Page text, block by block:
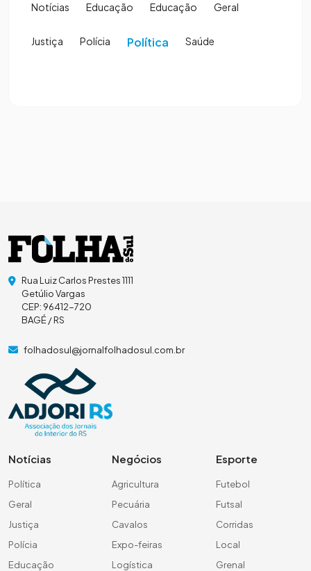
Notícias Educação Educação Geral
Justiça Polícia Política Saúde
Rua Luiz Carlos Prestes 1111
Getúlio Vargas
CEP: 96412-720
BAGÉ / RS
folhadosul@jornalfolhadosul.com.br
Notícias
Política
Geral
Justiça
Polícia
Educação
Negócios
Agricultura
Pecuária
Cavalos
Expo-feiras
Logística
Esporte
Futebol
Futsal
Corridas
Local
Grenal